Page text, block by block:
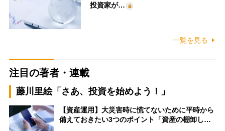
投資家が…
一覧を見る
注目の著者・連載
藤川里絵「さあ、投資を始めよう！」
【資産運用】大災害時に慌てないために平時から
備えておきたい3つのポイント「資産の棚卸し…